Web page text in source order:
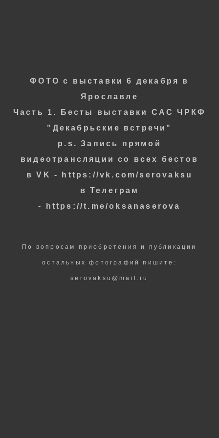
ФОТО с выставки 6
декабря в
Ярославле
Часть 1. Бесты выставки САС ЧРКФ
"Декабрьские встречи"
p.s. Запись прямой
видеотрансляции со всех бестов
в VK - https://vk.com/serovaksu
в Телеграм
- https://t.me/oksanaserova
По вопросам приобретения и публикации
остальных фотографий пишите:
serovaksu@mail.ru